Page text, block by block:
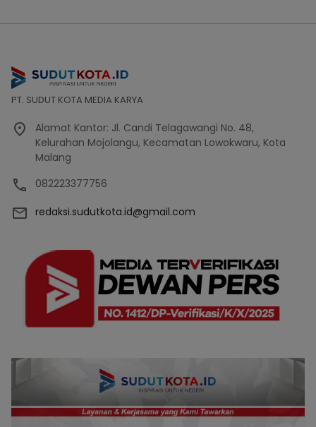
PT. SUDUT KOTA MEDIA KARYA
Alamat Kantor: Jl. Candi Telagawangi No. 48,
Kelurahan Mojolangu, Kecamatan Lowokwaru, Kota
Malang
082223377756
redaksi.sudutkota.id@gmail.com